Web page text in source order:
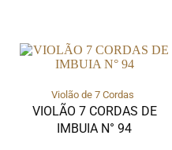
Violão de 7 Cordas
VIOLÃO 7 CORDAS DE
IMBUIA N° 94